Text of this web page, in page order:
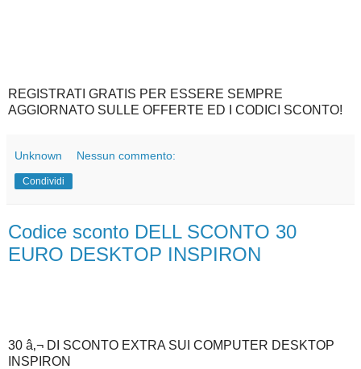
REGISTRATI GRATIS PER ESSERE SEMPRE
AGGIORNATO SULLE OFFERTE ED I CODICI SCONTO!
Unknown Nessun commento:
Condividi
Codice sconto DELL SCONTO 30
EURO DESKTOP INSPIRON
30 â‚¬ DI SCONTO EXTRA SUI COMPUTER DESKTOP
INSPIRON